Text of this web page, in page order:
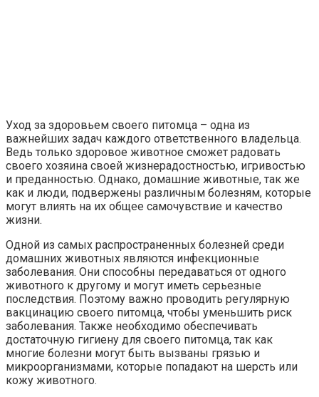
Уход за здоровьем своего питомца – одна из
важнейших задач каждого ответственного владельца.
Ведь только здоровое животное сможет радовать
своего хозяина своей жизнерадостностью, игривостью
и преданностью. Однако, домашние животные, так же
как и люди, подвержены различным болезням, которые
могут влиять на их общее самочувствие и качество
жизни.
Одной из самых распространенных болезней среди
домашних животных являются инфекционные
заболевания. Они способны передаваться от одного
животного к другому и могут иметь серьезные
последствия. Поэтому важно проводить регулярную
вакцинацию своего питомца, чтобы уменьшить риск
заболевания. Также необходимо обеспечивать
достаточную гигиену для своего питомца, так как
многие болезни могут быть вызваны грязью и
микроорганизмами, которые попадают на шерсть или
кожу животного.